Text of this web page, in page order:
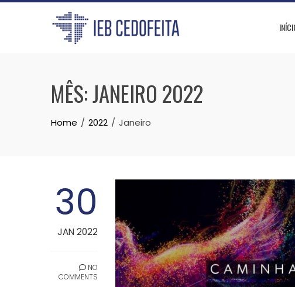
Skip
MÊS:JANEIRO 2022
Home 2022 Janeiro
30
JAN 2022
NO
COMMENTS